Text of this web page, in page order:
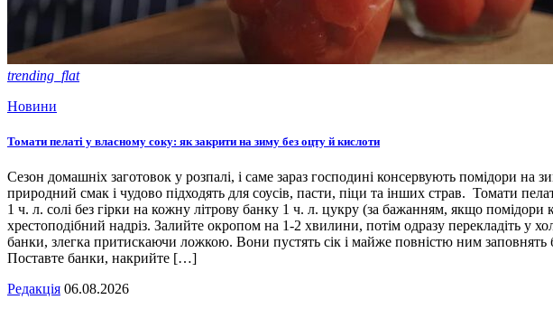
trending_flat
Новини
Томати пелаті у власному соку: як закрити на зиму без оцту й кислоти
Сезон домашніх заготовок у розпалі, і саме зараз господині консервують помідори на
природний смак і чудово підходять для соусів, пасти, піци та інших страв. Томати
1 ч. л. солі без гірки на кожну літрову банку 1 ч. л. цукру (за бажанням, якщо
хрестоподібний надріз. Залийте окропом на 1-2 хвилини, потім одразу перекладіть у
банки, злегка притискаючи ложкою. Вони пустять сік і майже повністю ним
Поставте банки, накрийте […]
Редакція 06.08.2026